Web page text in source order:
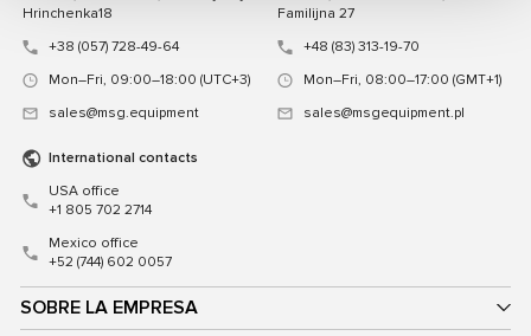
SOBRE LA EMPRESA
Hrinchenka18
+38 (057) 728-49-64
Mon–Fri, 09:00–18:00 (UTC+3)
sales@msg.equipment
Familijna 27
+48 (83) 313-19-70
Mon–Fri, 08:00–17:00 (GMT+1)
sales@msgequipment.pl
International contacts
USA office
+1 805 702 2714
Mexico office
+52 (744) 602 0057